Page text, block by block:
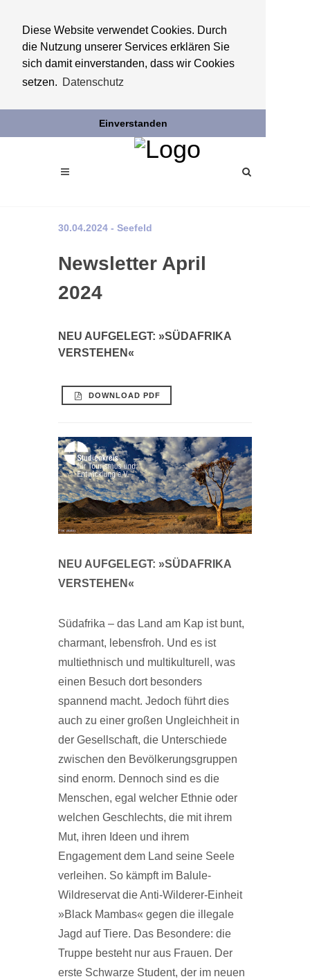
Diese Website verwendet Cookies. Durch
die Nutzung unserer Services erklären Sie
sich damit einverstanden, dass wir Cookies
setzen. Datenschutz
Einverstanden
30.04.2024 - Seefeld
Newsletter April
2024
NEU AUFGELEGT: »SÜDAFRIKA
VERSTEHEN«
DOWNLOAD PDF
NEU AUFGELEGT: »SÜDAFRIKA
VERSTEHEN«
Südafrika – das Land am Kap ist bunt,
charmant, lebensfroh. Und es ist
multiethnisch und multikulturell, was
einen Besuch dort besonders
spannend macht. Jedoch führt dies
auch zu einer großen Ungleichheit in
der Gesellschaft, die Unterschiede
zwischen den Bevölkerungsgruppen
sind enorm. Dennoch sind es die
Menschen, egal welcher Ethnie oder
welchen Geschlechts, die mit ihrem
Mut, ihren Ideen und ihrem
Engagement dem Land seine Seele
verleihen. So kämpft im Balule-
Wildreservat die Anti-Wilderer-Einheit
»Black Mambas« gegen die illegale
Jagd auf Tiere. Das Besondere: die
Truppe besteht nur aus Frauen. Der
erste Schwarze Student, der im neuen